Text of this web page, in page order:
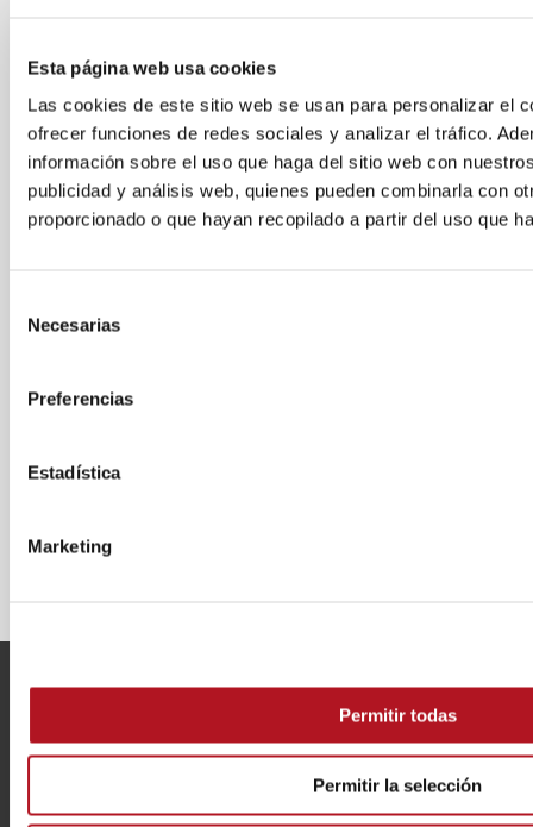
Esta página web usa cookies
Las cookies de este sitio web se usan para personalizar el
ofrecer funciones de redes sociales y analizar el tráfico.
información sobre el uso que haga del sitio web con
publicidad y análisis web, quienes pueden combinarla con
proporcionado o que hayan recopilado a partir del uso que
Necesarias
Preferencias
Estadística
Marketing
Permitir todas
Permitir la selección
After reading the
purposes and according to the methods
*PRIVACY